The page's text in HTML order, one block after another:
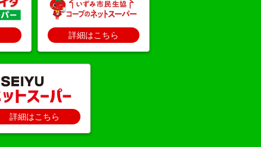
詳細はこちら
詳細はこちら